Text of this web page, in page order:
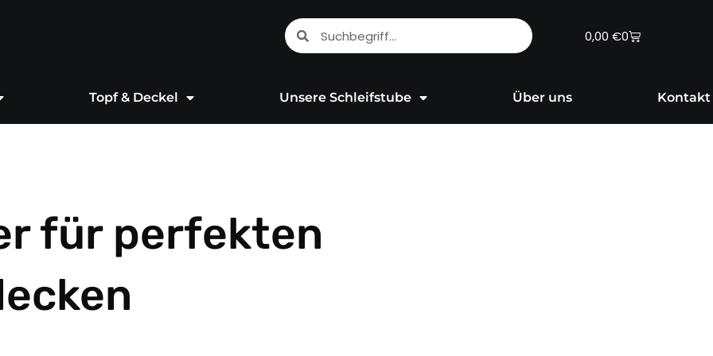
SucheSuche 0,00 €0
Warenkorb
Topf & Deckel Unsere Schleifstube Über uns Kontakt
für perfekten